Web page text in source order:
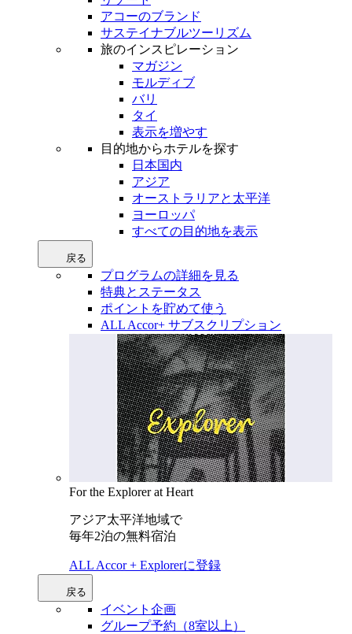
アコーのブランド
サステイナブルツーリズム
旅のインスピレーション
マガジン
モルディブ
バリ
タイ
表示を増やす
目的地からホテルを探す
日本国内
アジア
オーストラリアと太平洋
ヨーロッパ
すべての目的地を表示
戻る
プログラムの詳細を見る
特典とステータス
ポイントを貯めて使う
ALL Accor+ サブスクリプション
For the Explorer at Heart
アジア太平洋地域で
毎年2泊の無料宿泊
ALL Accor + Explorerに登録
戻る
イベント企画
グループ予約（8室以上）